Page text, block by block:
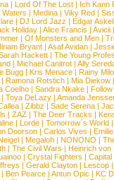
| Lord Of The Lost| Ich Kann
| Medina| Viky Red|
| DJ Lord Jazz | Edgar
Holiday | Alice Francis | Avicii |
| Of Monsters and Men|
Bryant| Asaf Avidan|
Hackett | The Young
| Michael Canitrot | Ally
Bugg| Kris Menace| Rainy Milo
Ramona Rotstich| Mia Diekow|
Coelho| Sandra Nkake|
| Toya DeLazy | Amanda
| Zibbz | Sade Serena|
| ZAZ | The Deer Tracks |
| Lorde| Tomorrow´s World|
Doorson| Carlos Vives |
| Megaloh | NONONO |
| The Civil Wars | Heinrich von
| Crystal Fighters | Capital
| Gerald Clayton | Lescop |
| Ben Pearce | Antun Opic | KC